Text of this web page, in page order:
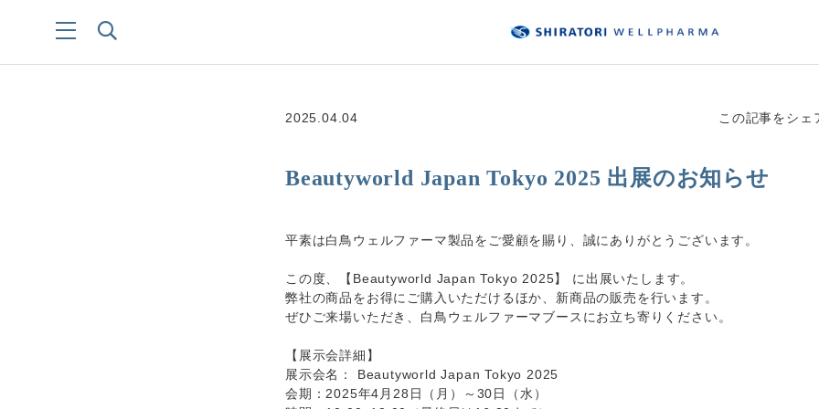
2025.04.04 この記事をシェ
Beautyworld Japan Tokyo 2025 出展のお知らせ
平素は白鳥ウェルファーマ製品をご愛顧を賜り、誠にありがとうございます。
この度、【Beautyworld Japan Tokyo 2025】 に出展いたします。
弊社の商品をお得にご購入いただけるほか、新商品の販売を行います。
ぜひご来場いただき、白鳥ウェルファーマブースにお立ち寄りください。
【展示会詳細】
展示会名： Beautyworld Japan Tokyo 2025
会期：2025年4月28日（月）～30日（水）